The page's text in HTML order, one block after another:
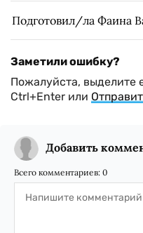
Подготовил/ла Фаина
Заметили ошибку?
Пожалуйста,
Ctrl+Enter или
Добавить
Всего комментариев: 0